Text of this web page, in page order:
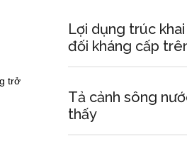
trở
Lợi dụng trúc
đối kháng cấp
Tả cảnh sông
thấy